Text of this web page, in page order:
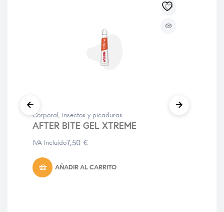
Corporal , Insectos y picaduras
AFTER BITE GEL XTREME
7,50 €
IVA Incluido
AÑADIR AL CARRITO